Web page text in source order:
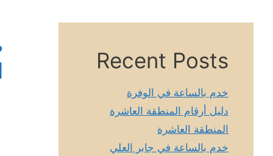
Recent Posts
خدم بالساعة في الوفرة
دليل أرقام المنطقة العاشرة
المنطقة العاشرة
خدم بالساعة في جابر العلي